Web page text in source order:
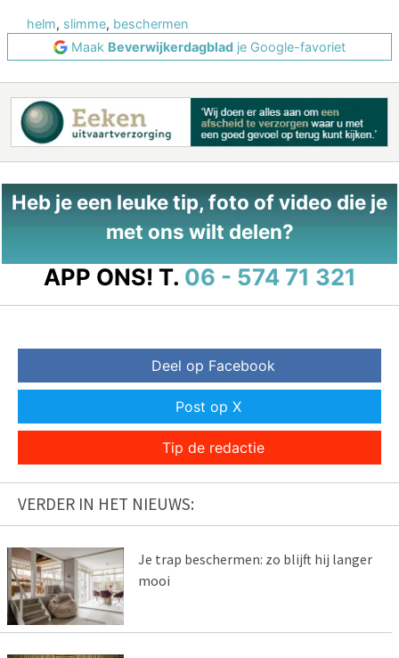
helm, slimme, beschermen
Maak Beverwijkerdagblad je Google-favoriet
Heb je een leuke tip, foto of video die je
met ons wilt delen?
APP ONS! T. 06 - 574 71 321
Deel op Facebook
Post op X
Tip de redactie
VERDER IN HET NIEUWS:
Je trap beschermen: zo blijft hij langer
mooi